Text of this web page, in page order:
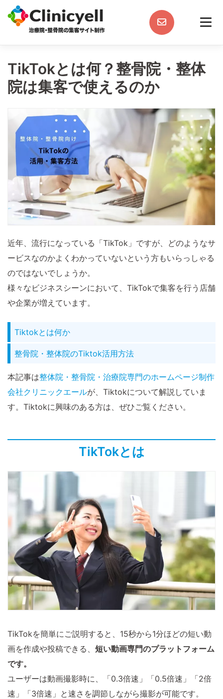
content
TikTokとは何？整骨院・整体
院は集客で使えるのか
近年、流行になっている「TikTok」ですが、どのようなサ
ービスなのかよくわかっていないという方もいらっしゃる
のではないでしょうか。
様々なビジネスシーンにおいて、TikTokで集客を行う店舗
や企業が増えています。
Tiktokとは何か
整骨院・整体院のTiktok活用方法
本記事は整体院・整骨院・治療院専門のホームページ制作
会社クリニックエールが、Tiktokについて解説していま
す。Tiktokに興味のある方は、ぜひご覧ください。
TikTokとは
TikTokを簡単にご説明すると、15秒から1分ほどの短い動
画を作成や投稿できる、 短い動画専門のプラットフォーム
です。
ユーザーは動画撮影時に、「0.3倍速」「0.5倍速」「2倍
速」「3倍速」と速さを調節しながら撮影が可能です。